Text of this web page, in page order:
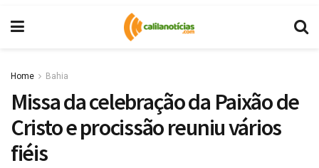
Home Bahia
Missa da celebração da Paixão de
Cristo e procissão reuniu vários
fiéis